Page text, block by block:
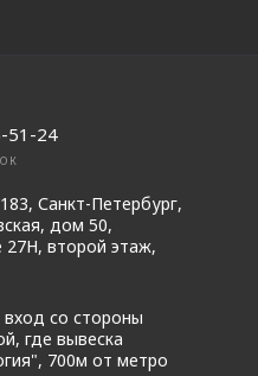
51-24
Санкт-Петербург,
дом 50,
второй этаж,
вход со стороны
где вывеска
700м от метро